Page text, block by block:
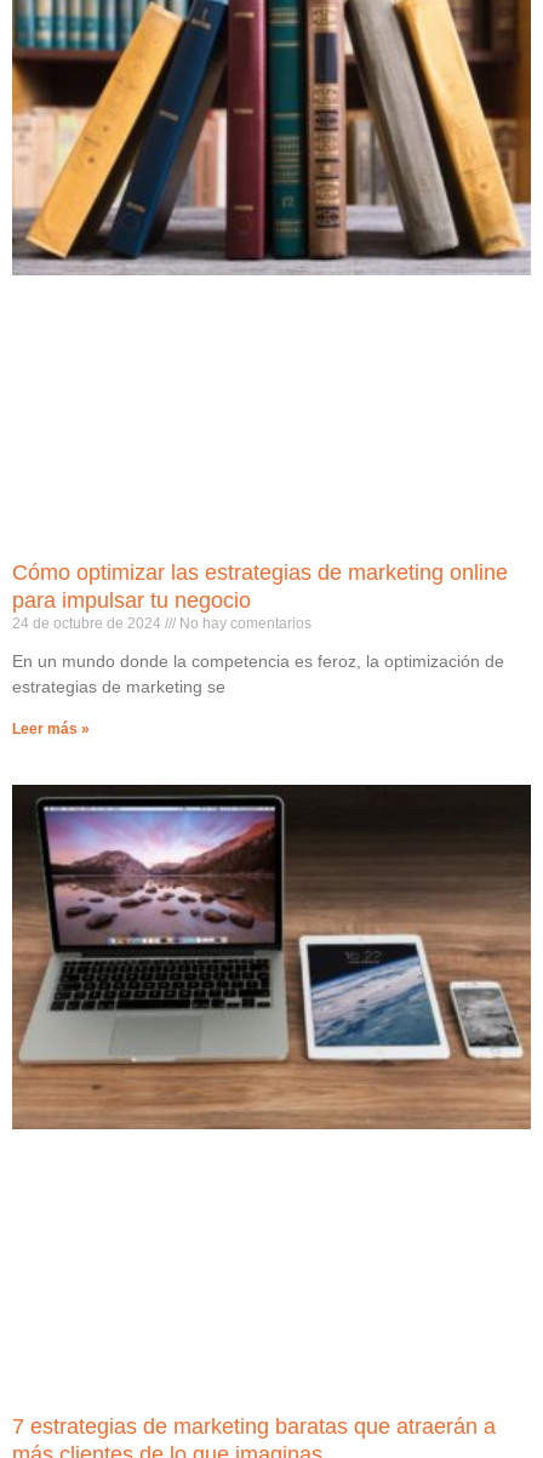
Cómo optimizar las estrategias de marketing online
para impulsar tu negocio
24 de octubre de 2024 No hay comentarios
En un mundo donde la competencia es feroz, la optimización de
estrategias de marketing se
Leer más »
7 estrategias de marketing baratas que atraerán a